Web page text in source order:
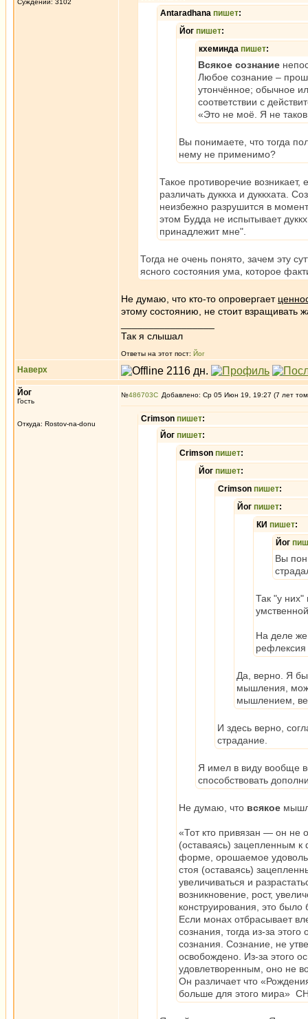
Суждений: 3102
Antaradhana пишет:
Йог пишет:
кхеминда пишет:
Всякое сознание
Любое сознание –
утончённое; обычное
соответствии с
«Это не моё. Я не
Вы понимаете, что тогда
нему не применимо?
Такое противоречие возникает,
различать дуккха и дуккхата.
неизбежно разрушится в
этом Будда не испытывает
принадлежит мне".
Тогда не очень понято, зачем эту
ясного состояния ума, которое
Не думаю, что кто-то опровергает
этому состоянию, не стоит взращивать
Так я слышал
Ответы на этот пост: Йог
Наверх
Йог
Гость
Откуда: Rostov-na-donu
№486703 Добавлено: Ср 05 Июн 19, 19:27 (7 лет
Crimson пишет:
Йог пишет:
Crimson пишет:
Йог пишет:
Crimson пишет:
Йог пишет:
КИ пишет:
Йог
Вы
Так "у
На деле же
рефлексия
Да, верно. Я
мышления,
мышлением,
И здесь верно,
страдание.
Я имел в виду вообще
способствовать
Не думаю, что всякое
«Тот кто привязан — он не
(оставаясь) зацепленным
форме, орошаемое
стоя (оставаясь)
увеличиваться и
возникновение, рост,
конструирования, это
Если монах отбрасывает
сознания, тогда из-за
сознания. Сознание, не
освобождено. Из-за этого
удовлетворенным, оно не
Он различает что
больше для этого мира»